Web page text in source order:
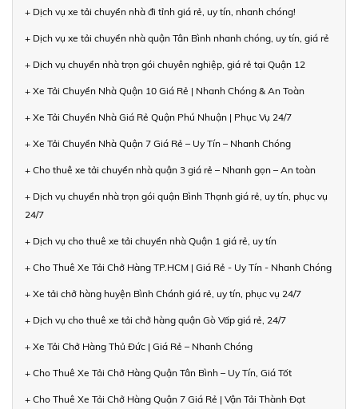
+ Dịch vụ xe tải chuyển nhà đi tỉnh giá rẻ, uy tín, nhanh chóng!
+ Dịch vụ xe tải chuyển nhà quận Tân Bình nhanh chóng, uy tín, giá rẻ
+ Dịch vụ chuyển nhà trọn gói chuyên nghiệp, giá rẻ tại Quận 12
+ Xe Tải Chuyển Nhà Quận 10 Giá Rẻ | Nhanh Chóng & An Toàn
+ Xe Tải Chuyển Nhà Giá Rẻ Quận Phú Nhuận | Phục Vụ 24/7
+ Xe Tải Chuyển Nhà Quận 7 Giá Rẻ – Uy Tín – Nhanh Chóng
+ Cho thuê xe tải chuyển nhà quận 3 giá rẻ – Nhanh gọn – An toàn
+ Dịch vụ chuyển nhà trọn gói quận Bình Thạnh giá rẻ, uy tín, phục vụ
24/7
+ Dịch vụ cho thuê xe tải chuyển nhà Quận 1 giá rẻ, uy tín
+ Cho Thuê Xe Tải Chở Hàng TP.HCM | Giá Rẻ - Uy Tín - Nhanh Chóng
+ Xe tải chở hàng huyện Bình Chánh giá rẻ, uy tín, phục vụ 24/7
+ Dịch vụ cho thuê xe tải chở hàng quận Gò Vấp giá rẻ, 24/7
+ Xe Tải Chở Hàng Thủ Đức | Giá Rẻ – Nhanh Chóng
+ Cho Thuê Xe Tải Chở Hàng Quận Tân Bình – Uy Tín, Giá Tốt
+ Cho Thuê Xe Tải Chở Hàng Quận 7 Giá Rẻ | Vận Tải Thành Đạt